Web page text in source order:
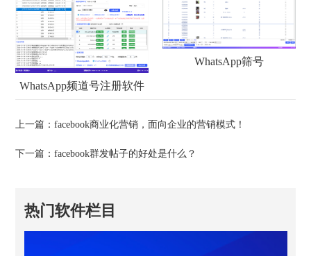
WhatsApp频道号注册软件
WhatsApp筛号
上一篇：facebook商业化营销，面向企业的营销模式！
下一篇：facebook群发帖子的好处是什么？
热门软件栏目